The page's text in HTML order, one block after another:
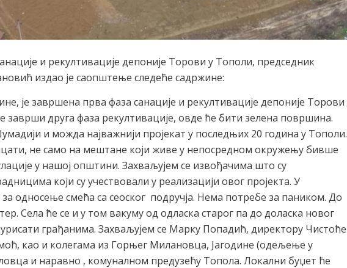
и рекултивације депоније Торови у Тополи, председник
издао је саопштење следеће садржине:
је завршена прва фаза санације и рекултивације депоније Торови
заврши друга фаза рекултивације, овде ће бити зелена површина.
и можда најважнији пројекат у последњих 20 година у Тополи.
не само на мештане који живе у непосредном окружењу бивше
у нашој општини. Захваљујем се извођачима што су
који су учествовали у реализацији овог пројекта. У
односење смећа са сеоског подручја. Нема потребе за паником. До
Села ће се и у том вакуму од одласка старог па до доласка новог
грађанима. Захваљујем се Марку Попадић, директору Чистоће
као и колегама из Горњег Милановца, Јагодине (одељење у
и наравно , комуналном предузећу Топола. Локални буџет ће